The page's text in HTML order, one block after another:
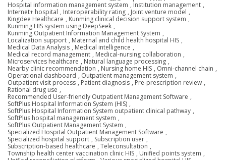
Hospital information management system , Institution management ,
Internet+ hospital , Interoperability rating , Joint venture model ,
Kingdee Healthcare , Kunming clinical decision support system ,
Kunming HIS system using DeepSeek ,
Kunming Outpatient Information Management System ,
Localization support , Maternal and child health hospital HIS ,
Medical Data Analysis , Medical intelligence ,
Medical record management , Medical-nursing collaboration ,
Microservices healthcare , Natural language processing ,
Nearby clinic recommendation , Nursing home HIS , Omni-channel chain ,
Operational dashboard , Outpatient management system ,
Outpatient visit process , Patient diagnosis , Pre-prescription review ,
Rational drug use ,
Recommended User-friendly Outpatient Management Software ,
SoftPlus Hospital Information System (HIS) ,
SoftPlus Hospital Information System outpatient clinical pathway ,
SoftPlus hospital management system ,
SoftPlus Outpatient Management System ,
Specialized Hospital Outpatient Management Software ,
Specialized hospital support , Subscription user ,
Subscription-based healthcare , Teleconsultation ,
Township health center vaccination clinic HIS , Unified points system ,